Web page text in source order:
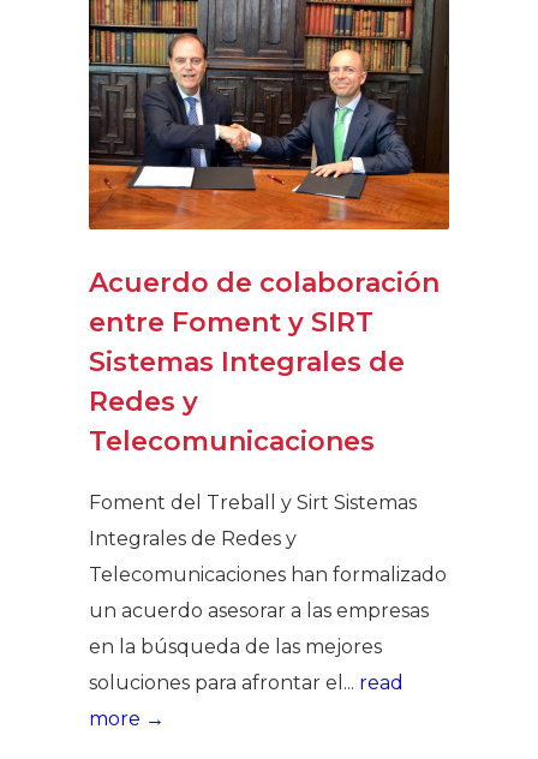
Acuerdo de colaboración
entre Foment y SIRT
Sistemas Integrales de
Redes y
Telecomunicaciones
Foment del Treball y Sirt Sistemas
Integrales de Redes y
Telecomunicaciones han formalizado
un acuerdo asesorar a las empresas
en la búsqueda de las mejores
soluciones para afrontar el... read
more →